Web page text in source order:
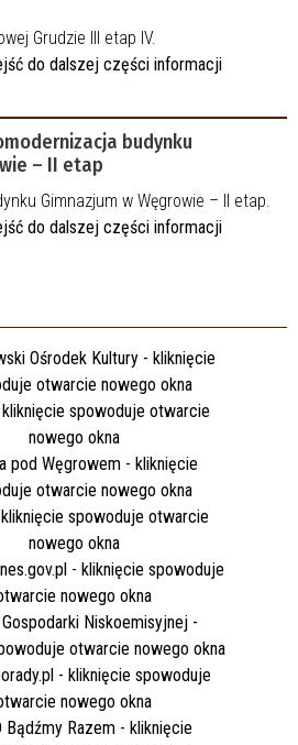
Grudzie III etap IV.
do dalszej części informacji
budynku
– II etap
Gimnazjum w Węgrowie – II etap.
do dalszej części informacji